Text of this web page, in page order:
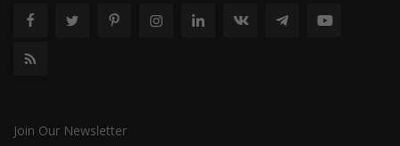
Join Our Newsletter